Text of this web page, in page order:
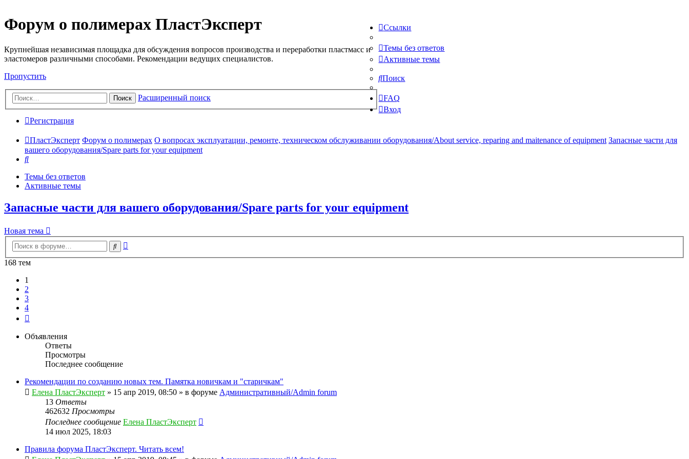
Форум о полимерах ПластЭксперт
Крупнейшая независимая площадка для обсуждения вопросов производства и переработки пластмасс и
эластомеров различными способами. Рекомендации ведущих специалистов.
Пропустить
Поиск Расширенный поиск
Ссылки
Темы без ответов
Активные темы
Поиск
FAQ
Вход
Регистрация
ПластЭксперт Форум о полимерах О вопросах эксплуатации, ремонте, техническом обслуживании оборудования/About service, reparing and maitenance of equipment Запасные части для
вашего оборудования/Spare parts for your equipment
Поиск
Темы без ответов
Активные темы
Запасные части для вашего оборудования/Spare parts for your equipment
Новая тема
Поиск
168 тем
1
2
3
4
Объявления
Ответы
Просмотры
Последнее сообщение
Рекомендации по созданию новых тем. Памятка новичкам и "старичкам"
Елена ПластЭксперт » 15 апр 2019, 08:50 » в форуме Административный/Admin forum
13 Ответы
462632 Просмотры
Последнее сообщение Елена ПластЭксперт
14 июл 2025, 18:03
Правила форума ПластЭксперт. Читать всем!